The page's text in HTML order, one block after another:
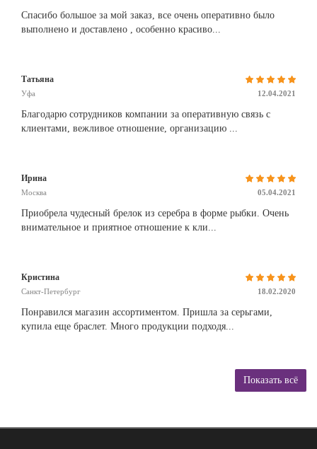
Спасибо большое за мой заказ, все очень оперативно было
выполнено и доставлено , особенно красиво...
Татьяна
Уфа 12.04.2021
Благодарю сотрудников компании за оперативную связь с
клиентами, вежливое отношение, организацию ...
Ирина
Москва 05.04.2021
Приобрела чудесный брелок из серебра в форме рыбки. Очень
внимательное и приятное отношение к кли...
Кристина
Санкт-Петербург 18.02.2020
Понравился магазин ассортиментом. Пришла за серьгами,
купила еще браслет. Много продукции подходя...
Показать всё